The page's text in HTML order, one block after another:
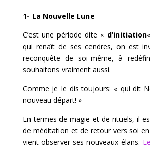
1- La Nouvelle Lune
C’est une période dite « d’initiation
qui renaît de ses cendres, on est
reconquête de soi-même, à
souhaitons vraiment aussi.
Comme je le dis toujours: « qui dit
nouveau départ! »
En termes de magie et de rituels, il
de méditation et de retour vers soi en
vient observer ses nouveaux élans.